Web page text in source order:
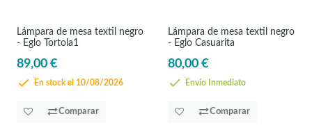
Lámpara de mesa textil negro
- Eglo Tortola1
89,00 €
En stock el 10/08/2026
Comparar
Lámpara de mesa textil negro
- Eglo Casuarita
80,00 €
Envío Inmediato
Comparar